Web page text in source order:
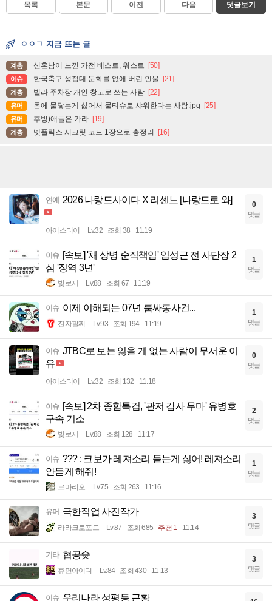
목록 본문 이전 다음 댓글보기
ㅇㅇㄱ 지금 뜨는 글
계층 신혼남이 느낀 가전 베스트, 워스트 [50]
이슈 한국축구 성접대 문화를 없애 버린 인물 [21]
계층 빌라 주차장 개인 창고로 쓰는 사람 [22]
유머 몸에 물닿는게 싫어서 물티슈로 샤워한다는 사람.jpg [25]
유머 후방)애들은 가라 [19]
계층 넷플릭스 시크릿 코드 1장으로 총정리 [16]
연예 2026 나랑드사이다 X 리센느 [나랑드로 와]
아이스티이 Lv.32 조회 38 11:19
0
댓글
이슈 [속보] '채 상병 순직책임' 임성근 전 사단장 2
심 '징역 3년'
빛로제 Lv.88 조회 67 11:19
1
댓글
이슈 이제 이해되는 07년 룸싸롱사건...
전자팔찌 Lv.93 조회 194 11:19
1
댓글
이슈 JTBC로 보는 잃을 게 없는 사람이 무서운 이
유
아이스티이 Lv.32 조회 132 11:18
0
댓글
이슈 [속보] 2차 종합특검, '관저 감사 무마' 유병호
구속 기소
빛로제 Lv.88 조회 128 11:17
2
댓글
이슈 ??? : 크보가 레져소리 듣는게 싫어! 레져소리
안듣게 해줘!
르마리오 Lv.75 조회 263 11:16
1
댓글
유머 극한직업 사진작가
라라크로포드 Lv.87 조회 685 추천 1 11:14
3
댓글
기타 협공슛
휴면아이디 Lv.84 조회 430 11:13
3
댓글
이슈 우리나라 성평등 근황